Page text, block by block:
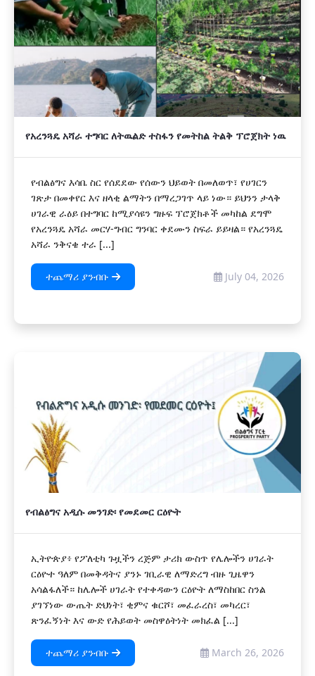
የአረንጓዴ አሻራ ተግባር ለትዉልድ ተስፋን የመትከል ትልቅ ፕሮጀክት ነዉ
የብልፅግና እሳቤ ስር የሰደደው የሰውን ህይወት በመለወጥ፣ የሀገርን
ገጽታ በመቀየር እና ዘላቂ ልማትን በማረጋገጥ ላይ ነው። ይህንን ታላቅ
ሀገራዊ ራዕይ በተግባር ከሚያሳዩን ግዙፍ ፕሮጀክቶች መካከል ደግሞ
የአረንጓዴ አሻራ መርሃ-ግብር ግንባር ቀደሙን ስፍራ ይይዛል። የአረንጓዴ
አሻራ ንቅናቄ ተራ [...]
ተጨማሪ ያንብቡ July 04, 2026
የብልፅግና አዲሱ መንገድ፡ የመደመር ርዕዮት
ኢትዮጵያ፥ የፖለቲካ ጉዟችን ረጅም ታሪክ ውስጥ የሌሎችን ሀገራት
ርዕዮተ ዓለም በመቅዳትና ያንኑ ገቢራዊ ለማድረግ ብዙ ጊዜዋን
አሳልፋለች። ከሌሎች ሀገራት የተቀዳውን ርዕዮት ለማስከበር ስንል
ያገኘነው ውጤት ድህነት፣ ቂምና ቁርሾ፣ መፈራረስ፣ መካረር፣
ጽንፈኝነት እና ውድ የሕይወት መስዋዕትነት መክፈል [...]
ተጨማሪ ያንብቡ March 26, 2026